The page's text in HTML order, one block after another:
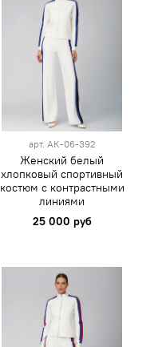
арт. АК-06-392
Женский белый
хлопковый спортивный
костюм с контрастными
линиями
25 000 руб